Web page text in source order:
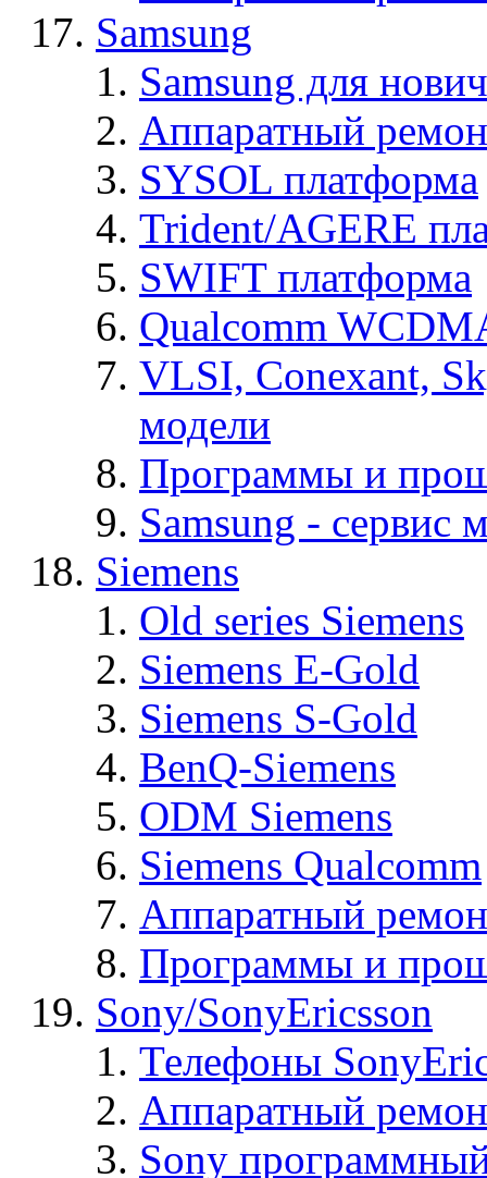
Samsung
Samsung для
Аппаратный
SYSOL платформа
Trident/AGERE
SWIFT платформа
Qualcomm
VLSI, Conexant,
модели
Программы и
Samsung - cервис
Siemens
Old series Siemens
Siemens E-Gold
Siemens S-Gold
BenQ-Siemens
ODM Siemens
Siemens Qualcomm
Аппаратный
Программы и
Sony/SonyEricsson
Телефоны
Аппаратный
Sony